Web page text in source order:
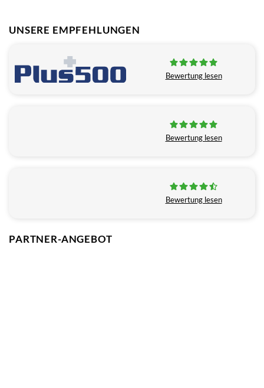
UNSERE EMPFEHLUNGEN
Bewertung lesen
Bewertung lesen
Bewertung lesen
PARTNER-ANGEBOT